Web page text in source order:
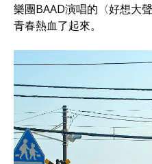
樂團BAAD演唱的〈好想大
青春熱血了起來。